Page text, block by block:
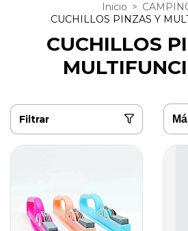
Inicio >
CUCHILLOS PINZAS Y
CUCHILLOS
Filtrar